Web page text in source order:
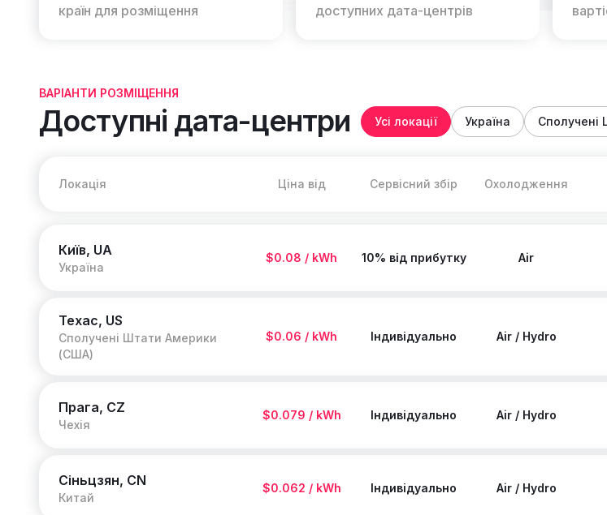
країн для розміщення доступних дата-центрів
ВАРІАНТИ РОЗМІЩЕННЯ
Доступні дата-центри Усі локації Україна
Локація Ціна від Сервісний збір Охолодження
Київ, UA
Україна
$0.08 / kWh 10% від прибутку Air
Техас, US
Сполучені Штати Америки
(США)
$0.06 / kWh Індивідуально Air / Hydro
Прага, CZ
Чехія
$0.079 / kWh Індивідуально Air / Hydro
Сіньцзян, CN
Китай
$0.062 / kWh Індивідуально Air / Hydro